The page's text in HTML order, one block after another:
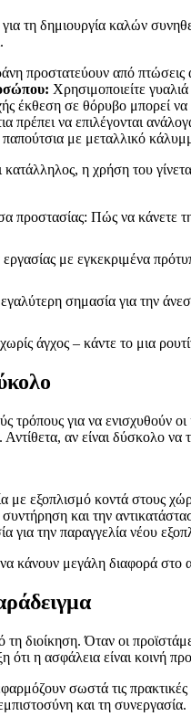
τη δημιουργία καλών
προστατεύουν από πτώσεις
Χρησιμοποιείτε
έκθεση σε θόρυβο μπορεί να
πρέπει να επιλέγονται
με μεταλλικό
κατάλληλος, η χρήση του
προστασίας: Πώς να κάνετε
με εγκεκριμένα
σημασία για την
άγχος – κάντε το μια
τρόπους για να ενισχυθούν
αν είναι δύσκολο να
με εξοπλισμό κοντά στους
συντήρηση και την
για την παραγγελία νέου
κάνουν μεγάλη διαφορά στο
διοίκηση. Όταν οι
η ασφάλεια είναι κοινή
σωστά τις
και τη συνεργασία.